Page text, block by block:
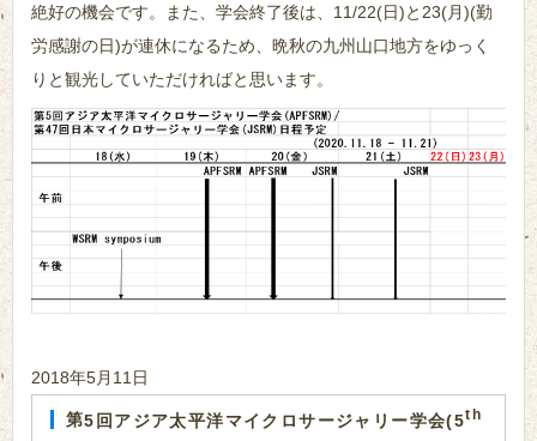
絶好の機会です。また、学会終了後は、11/22(日)と23(月)(勤
労感謝の日)が連休になるため、晩秋の九州山口地方をゆっく
りと観光していただければと思います。
2018年5月11日
第5回アジア太平洋マイクロサージャリー学会(5th